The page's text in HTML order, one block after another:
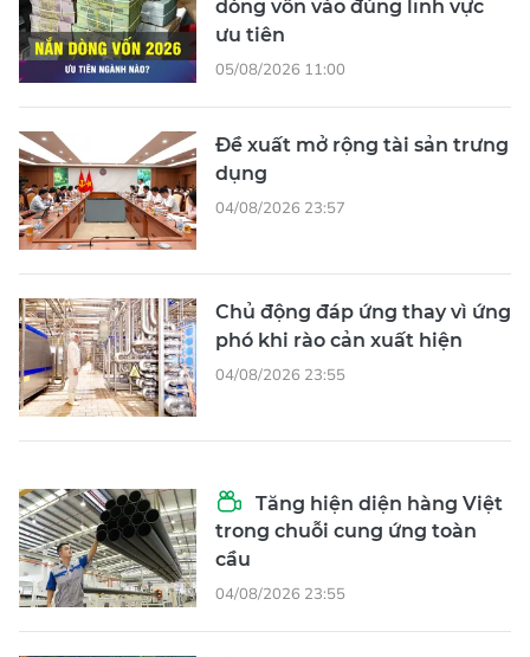
dòng vốn vào đúng lĩnh vực
ưu tiên
05/08/2026 11:00
Đề xuất mở rộng tài sản trưng
dụng
04/08/2026 23:57
Chủ động đáp ứng thay vì ứng
phó khi rào cản xuất hiện
04/08/2026 23:55
Tăng hiện diện hàng Việt
trong chuỗi cung ứng toàn
cầu
04/08/2026 23:55